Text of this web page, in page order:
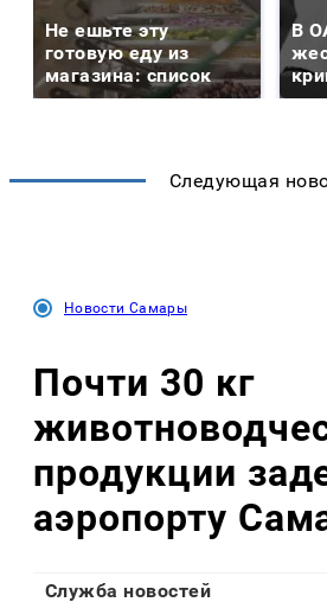
Не ешьте эту
готовую еду из
магазина: список
В
Следующая
Новости Самары
Почти 30 кг
продукции
аэропорту
Служба новостей